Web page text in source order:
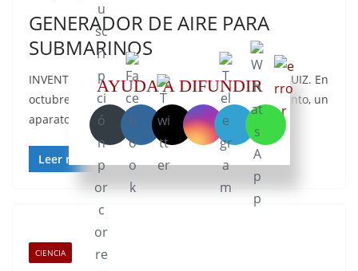
GENERADOR DE AIRE PARA
SUBMARINOS
INVENTADO POR EL ESPAÑOL ADRIÁN ÁLVAREZ RUIZ. En
octubre de 1932 se hizo una prueba de este invento, un
aparato
Leer más
CIENCIA
AYUDA A DIFUNDIR